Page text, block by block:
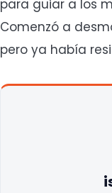
para guiar a los
Comenzó a
pero ya había